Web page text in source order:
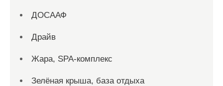
ДОСААФ
Драйв
Жара, SPA-комплекс
Зелёная крыша, база отдыха